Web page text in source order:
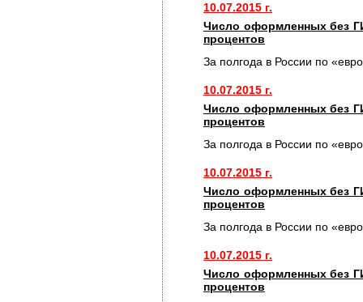
10.07.2015 г.
Число оформленных без
процентов
За полгода в России по
10.07.2015 г.
Число оформленных без
процентов
За полгода в России по
10.07.2015 г.
Число оформленных без
процентов
За полгода в России по
10.07.2015 г.
Число оформленных без
процентов